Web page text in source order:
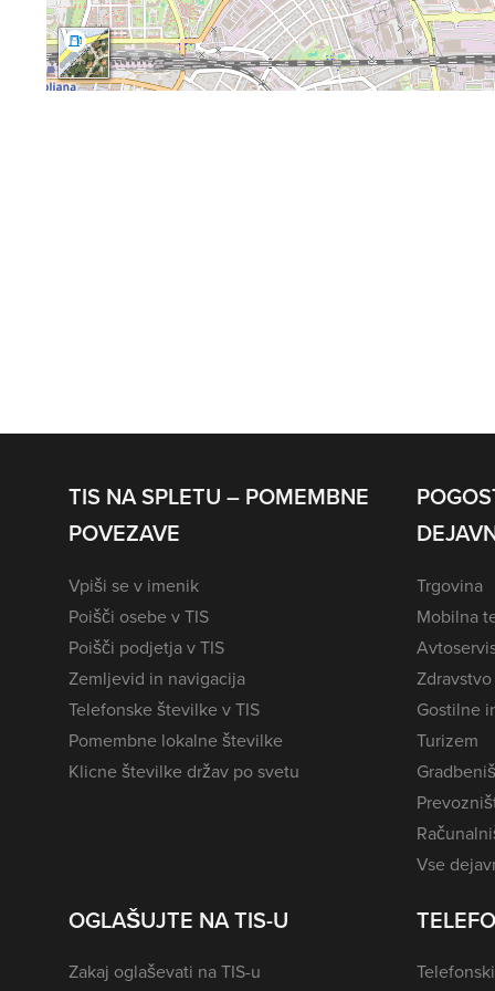
TIS NA SPLETU – POMEMBNE
POVEZAVE
Vpiši se v imenik
Poišči osebe v TIS
Poišči podjetja v TIS
Zemljevid in navigacija
Telefonske številke v TIS
Pomembne lokalne številke
Klicne številke držav po svetu
Trgovina
Mobilna
Zdravstvo
Gostilne
Turizem
Vse
OGLAŠUJTE NA TIS-U
Zakaj oglaševati na TIS-u